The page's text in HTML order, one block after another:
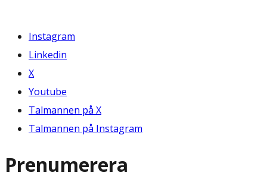
Instagram
Linkedin
X
Youtube
Talmannen på X
Talmannen på Instagram
Prenumerera